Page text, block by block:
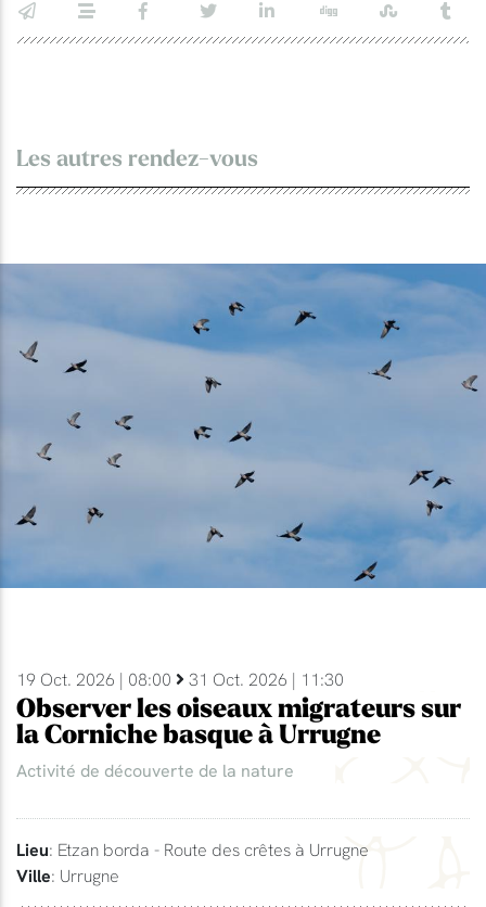
Les autres rendez-vous
19 Oct. 2026 | 08:00 31 Oct. 2026 | 11:30
Observer les oiseaux migrateurs sur
la Corniche basque à Urrugne
Activité de découverte de la nature
Lieu: Etzan borda - Route des crêtes à Urrugne
Ville: Urrugne